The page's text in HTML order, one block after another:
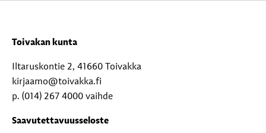
Toivakan kunta
Iltaruskontie 2, 41660 Toivakka
kirjaamo@toivakka.fi
p. (014) 267 4000 vaihde
Saavutettavuusseloste